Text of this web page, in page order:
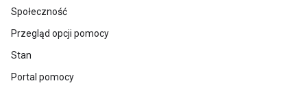
Społeczność
Przegląd opcji pomocy
Stan
Portal pomocy